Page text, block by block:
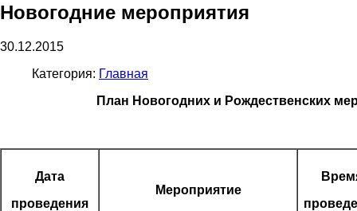
Новогодние мероприятия
30.12.2015
Категория: Главная
План Новогодних и Рождественских
Дата
проведения
Мероприятие